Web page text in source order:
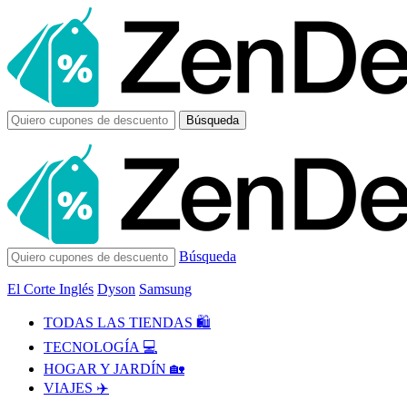
Búsqueda
Búsqueda
El Corte Inglés Dyson Samsung
TODAS LAS TIENDAS 🛍️
TECNOLOGÍA 💻
HOGAR Y JARDÍN 🏡
VIAJES ✈️